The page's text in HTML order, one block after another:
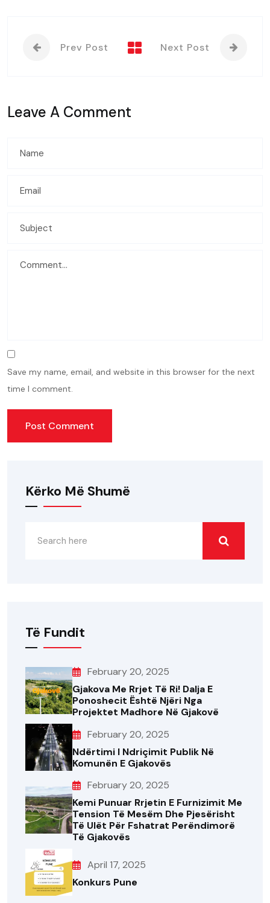
Prev Post Next Post
Leave A Comment
Save my name, email, and website in this browser for the next
time I comment.
Kërko Më Shumë
Të Fundit
February 20, 2025
Gjakova Me Rrjet Të Ri! Dalja E
Ponoshecit Është Njëri Nga
Projektet Madhore Në Gjakovë
February 20, 2025
Ndërtimi I Ndriçimit Publik Në
Komunën E Gjakovës
February 20, 2025
Kemi Punuar Rrjetin E Furnizimit Me
Tension Të Mesëm Dhe Pjesërisht
Të Ulët Për Fshatrat Perëndimorë
Të Gjakovës
April 17, 2025
Konkurs Pune